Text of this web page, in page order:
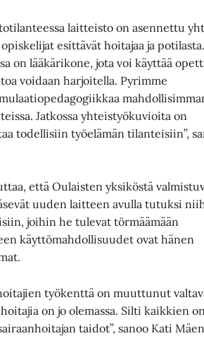
laitteisto on asennettu
esittävät hoitajaa ja
on lääkärikone, jota voi käyttää
voidaan harjoitella. Pyrimme
Jatkossa yhteistyökuvioita on
todellisiin työelämän tilanteisiin”,
että Oulaisten yksiköstä
uuden laitteen avulla tutuksi
joihin he tulevat törmäämään
käyttömahdollisuudet ovat hänen
työkenttä on muuttunut
on jo olemassa. Silti kaikkien
taidot”, sanoo Kati